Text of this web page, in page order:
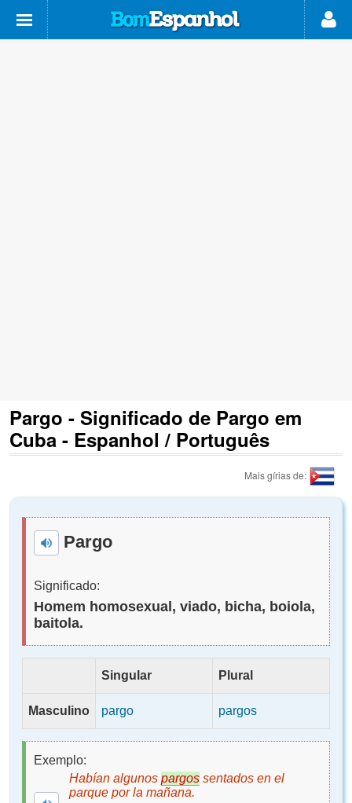
Pargo - Significado de Pargo em
Cuba - Espanhol / Português
Mais gírias de:
Pargo
Significado:
Homem homosexual, viado, bicha, boiola,
baitola.
Singular Plural
Masculino pargo pargos
Exemplo:
Habían algunos pargos sentados en el
parque por la mañana.